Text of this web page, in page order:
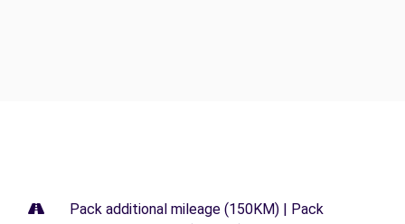
Pack additional mileage (150KM) | Pack